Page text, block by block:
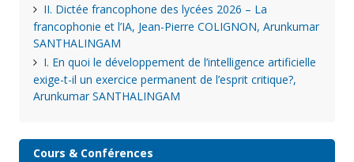
II. Dictée francophone des lycées 2026 – La
francophonie et l’IA, Jean-Pierre COLIGNON, Arunkumar
SANTHALINGAM
I. En quoi le développement de l’intelligence artificielle
exige-t-il un exercice permanent de l’esprit critique?,
Arunkumar SANTHALINGAM
Cours & Conférences